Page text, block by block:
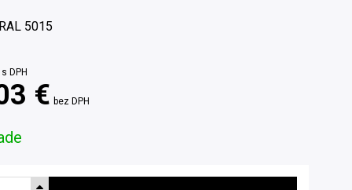
5015
s DPH
€ bez DPH